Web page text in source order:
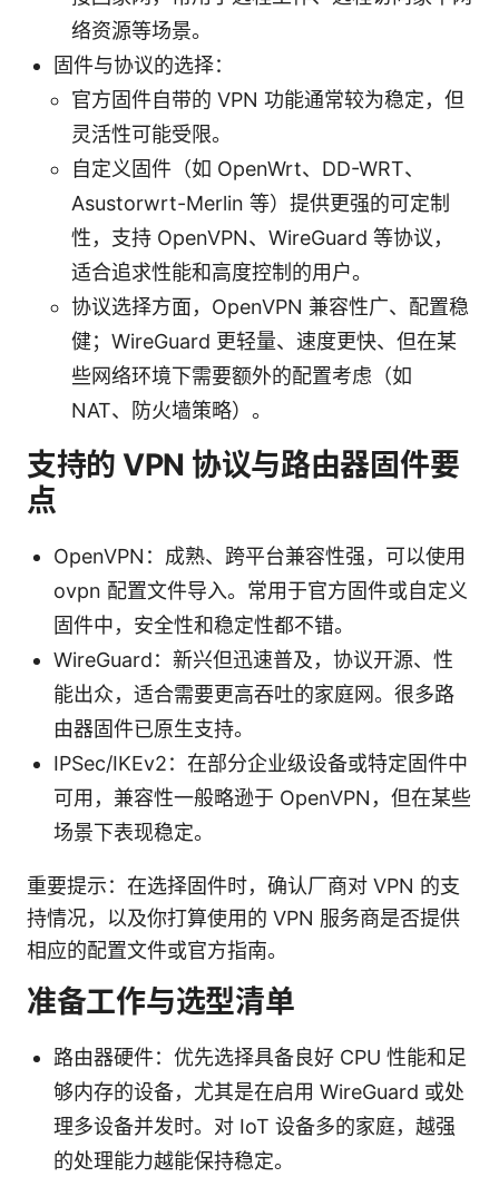
络资源等场景。
固件与协议的选择：
官方固件自带的 VPN 功能通常较为稳定，但
灵活性可能受限。
自定义固件（如 OpenWrt、DD-WRT、
Asustorwrt-Merlin 等）提供更强的可定制
性，支持 OpenVPN、WireGuard 等协议，
适合追求性能和高度控制的用户。
协议选择方面，OpenVPN 兼容性广、配置稳
健；WireGuard 更轻量、速度更快、但在某
些网络环境下需要额外的配置考虑（如
NAT、防火墙策略）。
支持的 VPN 协议与路由器固件要
点
OpenVPN：成熟、跨平台兼容性强，可以使用
ovpn 配置文件导入。常用于官方固件或自定义
固件中，安全性和稳定性都不错。
WireGuard：新兴但迅速普及，协议开源、性
能出众，适合需要更高吞吐的家庭网。很多路
由器固件已原生支持。
IPSec/IKEv2：在部分企业级设备或特定固件中
可用，兼容性一般略逊于 OpenVPN，但在某些
场景下表现稳定。
重要提示：在选择固件时，确认厂商对 VPN 的支
持情况，以及你打算使用的 VPN 服务商是否提供
相应的配置文件或官方指南。
准备工作与选型清单
路由器硬件：优先选择具备良好 CPU 性能和足
够内存的设备，尤其是在启用 WireGuard 或处
理多设备并发时。对 IoT 设备多的家庭，越强
的处理能力越能保持稳定。